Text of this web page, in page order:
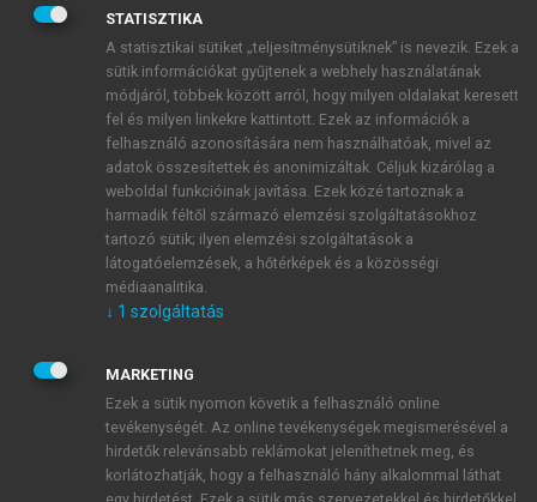
BELÉPÉS SAJÁT FIÓKKAL
ÚJ FIÓK LÉTREHOZÁSA
1 óra díjmentes hozzáférés
E-MAIL-CÍM
JELSZÓ
JELSZÓ ÚJRA
STATISZTIKA
A statisztikai sütiket „teljesítménysütiknek” is nevezik. Ezek a
sütik információkat gyűjtenek a webhely használatának
módjáról, többek között arról, hogy milyen oldalakat keresett
fel és milyen linkekre kattintott. Ezek az információk a
felhasználó azonosítására nem használhatóak, mivel az
adatok összesítettek és anonimizáltak. Céljuk kizárólag a
weboldal funkcióinak javítása. Ezek közé tartoznak a
harmadik féltől származó elemzési szolgáltatásokhoz
tartozó sütik; ilyen elemzési szolgáltatások a
látogatóelemzések, a hőtérképek és a közösségi
médiaanalitika.
↓ 1 szolgáltatás
MARKETING
Ezek a sütik nyomon követik a felhasználó online
tevékenységét. Az online tevékenységek megismerésével a
hirdetők relevánsabb reklámokat jeleníthetnek meg, és
korlátozhatják, hogy a felhasználó hány alkalommal láthat